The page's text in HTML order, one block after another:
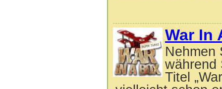
War In
Nehmen
während
Titel